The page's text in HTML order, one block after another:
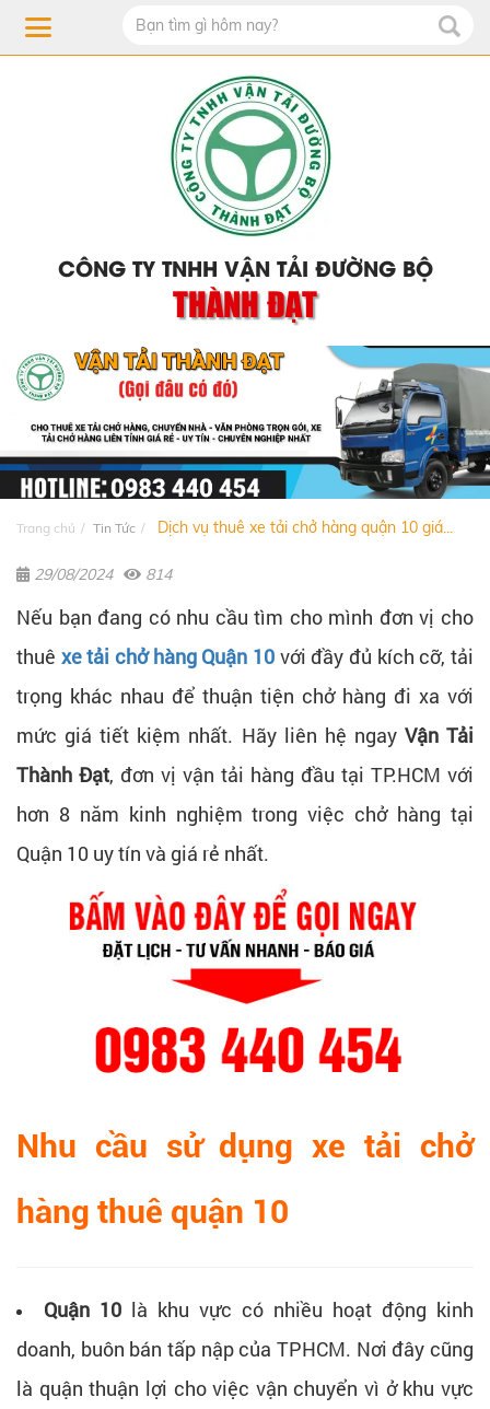
CÔNG TY TNHH VẬN TẢI ĐƯỜNG BỘ
THÀNH ĐẠT
Trang chủ Tin Tức Dịch vụ thuê xe tải chở hàng quận 10 giá...
29/08/2024 814
Nếu bạn đang có nhu cầu tìm cho mình đơn vị cho
thuê xe tải chở hàng Quận 10 với đầy đủ kích cỡ, tải
trọng khác nhau để thuận tiện chở hàng đi xa với
mức giá tiết kiệm nhất. Hãy liên hệ ngay Vận Tải
Thành Đạt, đơn vị vận tải hàng đầu tại TP.HCM với
hơn 8 năm kinh nghiệm trong việc chở hàng tại
Quận 10 uy tín và giá rẻ nhất.
Nhu cầu sử dụng xe tải chở
hàng thuê quận 10
Quận 10 là khu vực có nhiều hoạt động kinh
doanh, buôn bán tấp nập của TPHCM. Nơi đây cũng
là quận thuận lợi cho việc vận chuyển vì ở khu vực